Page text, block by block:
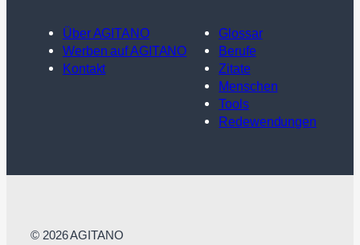
Über AGITANO
Werben auf AGITANO
Kontakt
Glossar
Berufe
Zitate
Menschen
Tools
Redewendungen
© 2026 AGITANO